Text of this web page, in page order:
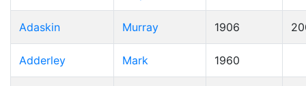
Adaskin Murray 1906
Adderley Mark 1960